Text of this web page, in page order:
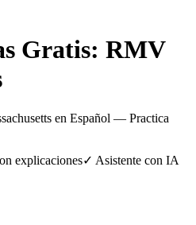
Gratis: RMV
en Español — Practica
explicaciones✓ Asistente con IA